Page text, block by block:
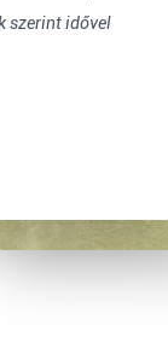
szerint idővel